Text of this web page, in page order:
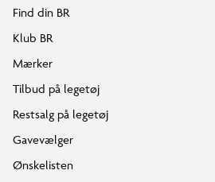
Find din BR
Klub BR
Mærker
Tilbud på legetøj
Restsalg på legetøj
Gavevælger
Ønskelisten